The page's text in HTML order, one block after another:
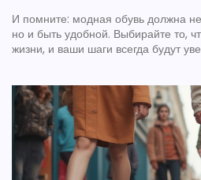
И помните: модная обувь должна не
но и быть удобной. Выбирайте то,
жизни, и ваши шаги всегда будут